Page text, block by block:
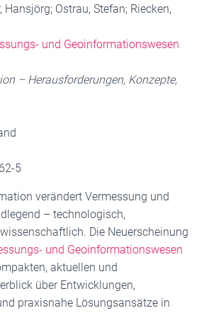
Hansjörg; Ostrau, Stefan; Riecken,
und Geoinformationswesen
– Herausforderungen, Konzepte,
5
verändert Vermessung und
– technologisch,
Die Neuerscheinung
und Geoinformationswesen
aktuellen und
über Entwicklungen,
praxisnahe Lösungsansätze in